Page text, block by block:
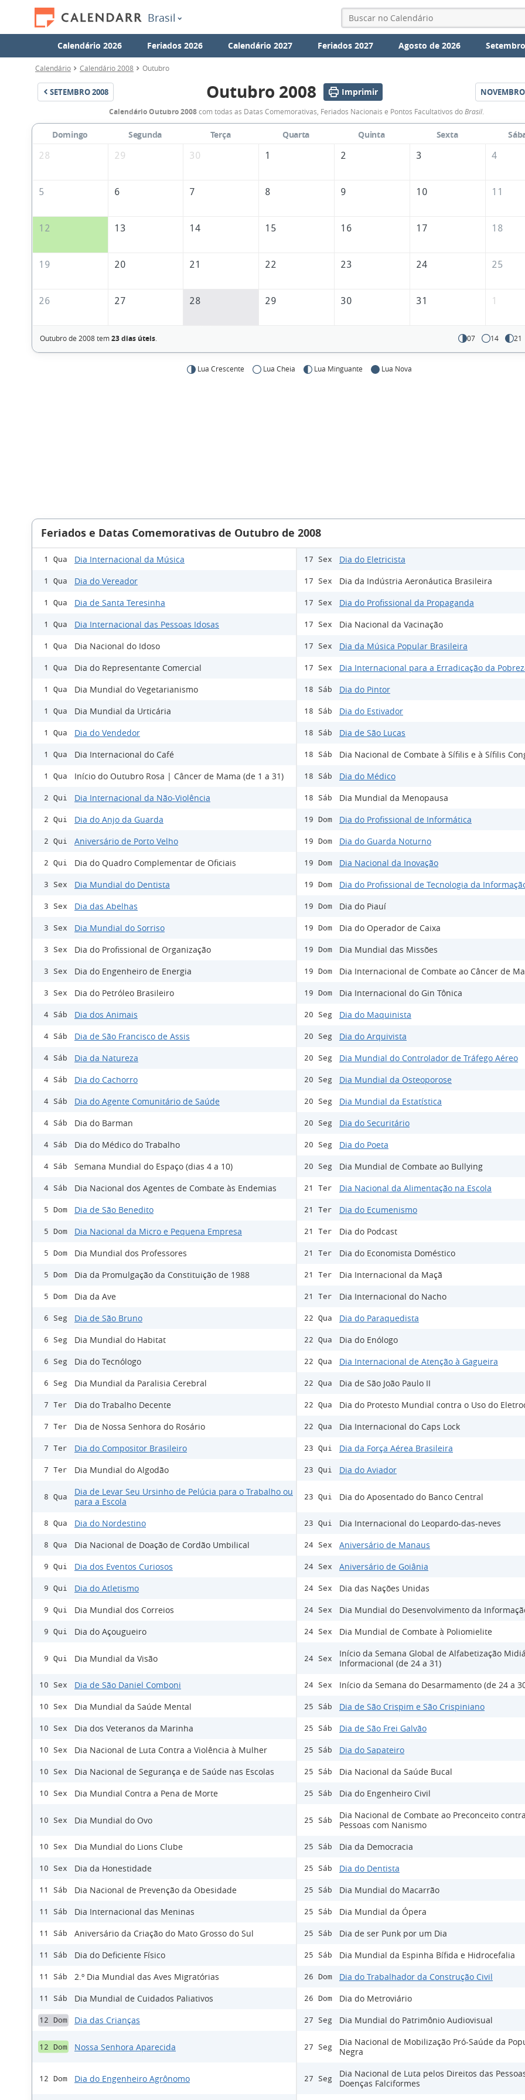
Brasil
Calendário 2026 Feriados 2026 Calendário 2027 Feriados 2027 Agosto de 2026
Calendário Calendário 2008 Outubro
SETEMBRO2008
Calendário
de
Outubro
Outubro 2008 Imprimir NOVEMBRO
Calendário Outubro 2008com todas as Datas Comemorativas, Feriados Nacionais e Pontos Facultativos doBrasil
Domingo Segunda Terça Quarta Quinta Sexta
28
29 30 1 2 3 4
5 6 7 8 9 10 11
12 13 14 15 16 17 18
19 20 21 22 23 24 25
26 27 28 29 30 31 1
Outubro de 2008 tem23 dias úteis. 07 14 21
Lua Crescente Lua Cheia Lua Minguante Lua Nova
Feriados e Datas Comemorativas de Outubro de 2008
1 Qua Dia Internacional da Música
1 Qua Dia do Vereador
1 Qua Dia de Santa Teresinha
1 Qua Dia Internacional das Pessoas Idosas
1 Qua Dia Nacional do Idoso
1 Qua Dia do Representante Comercial
1 Qua Dia Mundial do Vegetarianismo
1 Qua Dia Mundial da Urticária
1 Qua Dia do Vendedor
1 Qua Dia Internacional do Café
1 Qua Início do Outubro Rosa | Câncer de Mama (de 1 a 31)
2 Qui Dia Internacional da Não-Violência
2 Qui Dia do Anjo da Guarda
2 Qui Aniversário de Porto Velho
2 Qui Dia do Quadro Complementar de Oficiais
3 Sex Dia Mundial do Dentista
3 Sex Dia das Abelhas
3 Sex Dia Mundial do Sorriso
3 Sex Dia do Profissional de Organização
3 Sex Dia do Engenheiro de Energia
3 Sex Dia do Petróleo Brasileiro
4 Sáb Dia dos Animais
4 Sáb Dia de São Francisco de Assis
4 Sáb Dia da Natureza
4 Sáb Dia do Cachorro
4 Sáb Dia do Agente Comunitário de Saúde
4 Sáb Dia do Barman
4 Sáb Dia do Médico do Trabalho
4 Sáb Semana Mundial do Espaço (dias 4 a 10)
4 Sáb Dia Nacional dos Agentes de Combate às Endemias
5 Dom Dia de São Benedito
5 Dom Dia Nacional da Micro e Pequena Empresa
5 Dom Dia Mundial dos Professores
5 Dom Dia da Promulgação da Constituição de 1988
5 Dom Dia da Ave
6 Seg Dia de São Bruno
6 Seg Dia Mundial do Habitat
6 Seg Dia do Tecnólogo
6 Seg Dia Mundial da Paralisia Cerebral
7 Ter Dia do Trabalho Decente
7 Ter Dia de Nossa Senhora do Rosário
7 Ter Dia do Compositor Brasileiro
7 Ter Dia Mundial do Algodão
8 Qua
Dia de Levar Seu Ursinho de Pelúcia para o Trabalho ou
para a Escola
8 Qua Dia do Nordestino
8 Qua Dia Nacional de Doação de Cordão Umbilical
9 Qui Dia dos Eventos Curiosos
9 Qui Dia do Atletismo
9 Qui Dia Mundial dos Correios
9 Qui Dia do Açougueiro
9 Qui Dia Mundial da Visão
10 Sex Dia de São Daniel Comboni
10 Sex Dia Mundial da Saúde Mental
10 Sex Dia dos Veteranos da Marinha
10 Sex Dia Nacional de Luta Contra a Violência à Mulher
10 Sex Dia Nacional de Segurança e de Saúde nas Escolas
10 Sex Dia Mundial Contra a Pena de Morte
10 Sex Dia Mundial do Ovo
10 Sex Dia Mundial do Lions Clube
10 Sex Dia da Honestidade
11 Sáb Dia Nacional de Prevenção da Obesidade
11 Sáb Dia Internacional das Meninas
11 Sáb Aniversário da Criação do Mato Grosso do Sul
11 Sáb Dia do Deficiente Físico
11 Sáb 2.º Dia Mundial das Aves Migratórias
11 Sáb Dia Mundial de Cuidados Paliativos
12 Dom Dia das Crianças
12 Dom Nossa Senhora Aparecida
12 Dom Dia do Engenheiro Agrônomo
17 Sex Dia do Eletricista
17 Sex Dia da Indústria Aeronáutica Brasileira
17 Sex Dia do Profissional da Propaganda
17 Sex Dia Nacional da Vacinação
17 Sex Dia da Música Popular Brasileira
17 Sex Dia Internacional para a Erradicação da
18 Sáb Dia do Pintor
18 Sáb Dia do Estivador
18 Sáb Dia de São Lucas
18 Sáb Dia Nacional de Combate à Sífilis e à Sífilis
18 Sáb Dia do Médico
18 Sáb Dia Mundial da Menopausa
19 Dom Dia do Profissional de Informática
19 Dom Dia do Guarda Noturno
19 Dom Dia Nacional da Inovação
19 Dom Dia do Profissional de Tecnologia da
19 Dom Dia do Piauí
19 Dom Dia do Operador de Caixa
19 Dom Dia Mundial das Missões
19 Dom Dia Internacional de Combate ao Câncer de
19 Dom Dia Internacional do Gin Tônica
20 Seg Dia do Maquinista
20 Seg Dia do Arquivista
20 Seg Dia Mundial do Controlador de Tráfego Aéreo
20 Seg Dia Mundial da Osteoporose
20 Seg Dia Mundial da Estatística
20 Seg Dia do Securitário
20 Seg Dia do Poeta
20 Seg Dia Mundial de Combate ao Bullying
21 Ter Dia Nacional da Alimentação na Escola
21 Ter Dia do Ecumenismo
21 Ter Dia do Podcast
21 Ter Dia do Economista Doméstico
21 Ter Dia Internacional da Maçã
21 Ter Dia Internacional do Nacho
22 Qua Dia do Paraquedista
22 Qua Dia do Enólogo
22 Qua Dia Internacional de Atenção à Gagueira
22 Qua Dia de São João Paulo II
22 Qua Dia do Protesto Mundial contra o Uso do
22 Qua Dia Internacional do Caps Lock
23 Qui Dia da Força Aérea Brasileira
23 Qui Dia do Aviador
23 Qui Dia do Aposentado do Banco Central
23 Qui Dia Internacional do Leopardo-das-neves
24 Sex Aniversário de Manaus
24 Sex Aniversário de Goiânia
24 Sex Dia das Nações Unidas
24 Sex Dia Mundial do Desenvolvimento da
24 Sex Dia Mundial de Combate à Poliomielite
24 Sex
Início da Semana Global de Alfabetização
Informacional (de 24 a 31)
24 Sex Início da Semana do Desarmamento (de 24 a
25 Sáb Dia de São Crispim e São Crispiniano
25 Sáb Dia de São Frei Galvão
25 Sáb Dia do Sapateiro
25 Sáb Dia Nacional da Saúde Bucal
25 Sáb Dia do Engenheiro Civil
25 Sáb
Dia Nacional de Combate ao Preconceito
Pessoas com Nanismo
25 Sáb Dia da Democracia
25 Sáb Dia do Dentista
25 Sáb Dia Mundial do Macarrão
25 Sáb Dia Mundial da Ópera
25 Sáb Dia de ser Punk por um Dia
25 Sáb Dia Mundial da Espinha Bífida e Hidrocefalia
26 Dom Dia do Trabalhador da Construção Civil
26 Dom Dia do Metroviário
27 Seg Dia Mundial do Patrimônio Audiovisual
27 Seg
Dia Nacional de Mobilização Pró-Saúde da
Negra
27 Seg
Dia Nacional de Luta pelos Direitos das
Doenças Falciformes